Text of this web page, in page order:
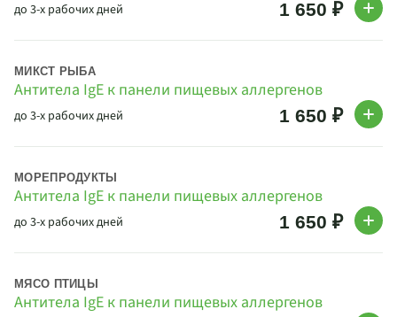
до 3-х рабочих дней 1 650 ₽
Антитела IgE к панели пищевых аллергенов
МИКСТ РЫБА
до 3-х рабочих дней 1 650 ₽
Антитела IgE к панели пищевых аллергенов
МОРЕПРОДУКТЫ
до 3-х рабочих дней 1 650 ₽
Антитела IgE к панели пищевых аллергенов
МЯСО ПТИЦЫ